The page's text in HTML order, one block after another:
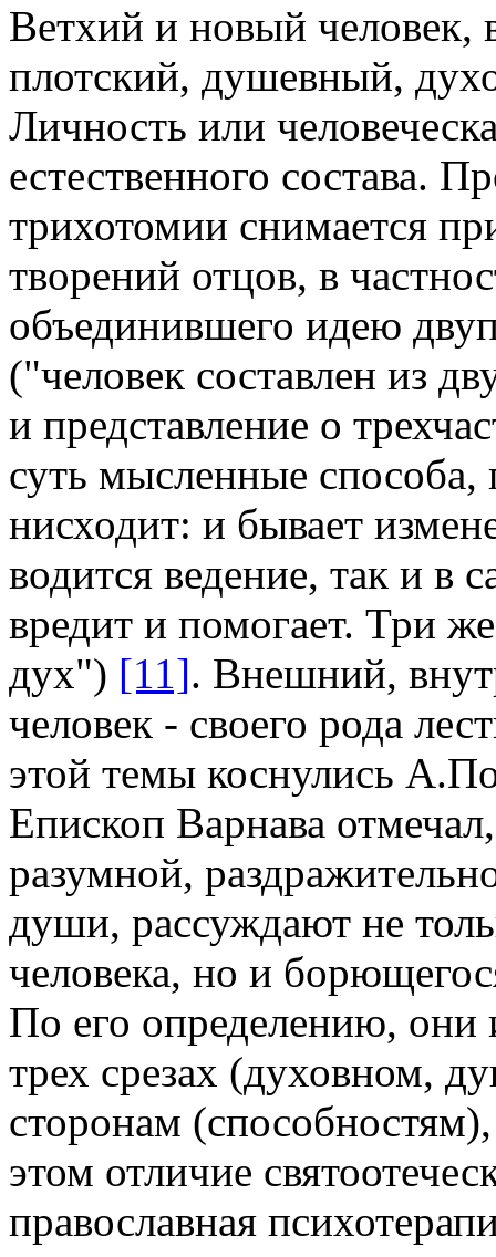
Ветхий и новый
плотский, душевный,
Личность или
естественного состава.
трихотомии снимается
творений отцов, в
объединившего идею
("человек составлен из
и представление о
суть мысленные способа,
нисходит: и бывает
водится ведение, так и в
вредит и помогает. Три
дух") [11]. Внешний,
человек - своего рода
этой темы коснулись
Епископ Варнава
разумной,
души, рассуждают не
человека, но и
По его определению,
трех срезах (духовном,
сторонам
этом отличие
православная